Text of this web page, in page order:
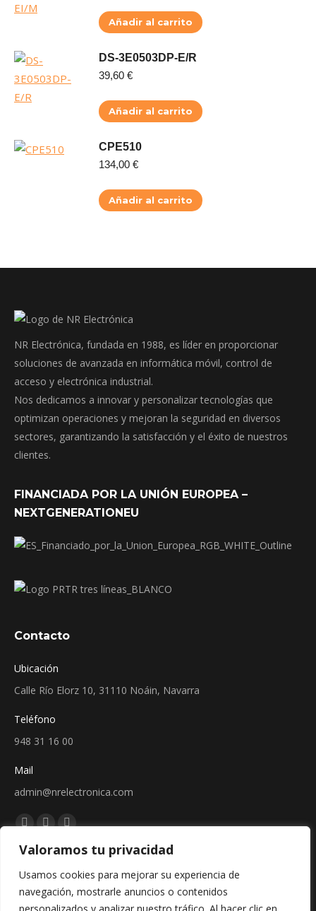
Valoramos tu privacidad
Usamos cookies para mejorar su experiencia de
navegación, mostrarle anuncios o contenidos
Añadir al carrito
DS-3E0503DP-E/R
39,60 €
Añadir al carrito
CPE510
134,00 €
Añadir al carrito
NR Electrónica, fundada en 1988, es líder en proporcionar
soluciones de avanzada en informática móvil, control de
acceso y electrónica industrial.
Nos dedicamos a innovar y personalizar tecnologías que
optimizan operaciones y mejoran la seguridad en diversos
sectores, garantizando la satisfacción y el éxito de nuestros
clientes.
FINANCIADA POR LA UNIÓN EUROPEA –
NEXTGENERATIONEU
Contacto
Ubicación
Calle Río Elorz 10, 31110 Noáin, Navarra
Teléfono
948 31 16 00
Mail
admin@nrelectronica.com
Encuéntranos en:
Facebook
page
new
Linkedin
page
new
Instagram
page
new